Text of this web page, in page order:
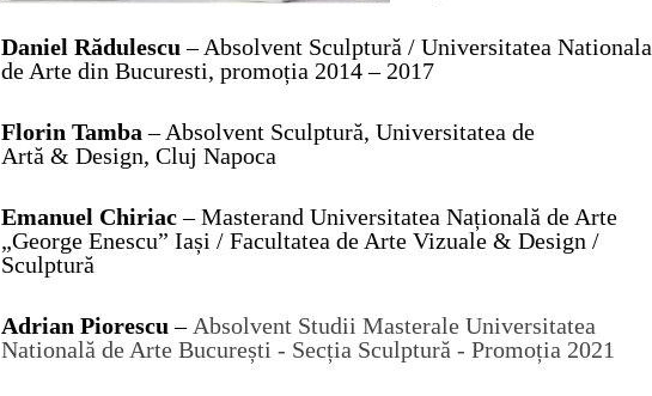
Daniel Rădulescu– Absolvent Sculptură / Universitatea Nationala
de Arte din Bucuresti, promoția 2014 – 2017
Florin Tamba – Absolvent Sculptură, Universitatea de
Artă & Design, Cluj Napoca
Emanuel Chiriac– Masterand Universitatea Națională de Arte
„George Enescu” Iași / Facultatea de Arte Vizuale & Design /
Sculptură
Adrian Piorescu– Absolvent Studii Masterale Universitatea
Natională de Arte București - Secția Sculptură - Promoția 2021